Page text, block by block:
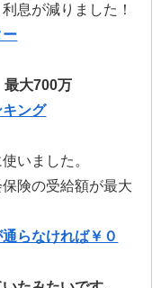
息が減りました！
大700万
ング
いました。
険の受給額が最大
らなければ￥０